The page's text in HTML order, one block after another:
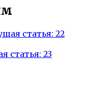
статья: 22
статья: 23